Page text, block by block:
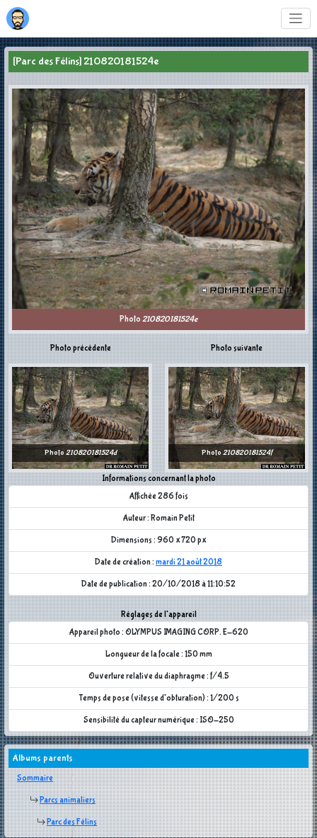
[Parc des Félins] 210820181524e
Photo 210820181524e
Photo précédente
Photo 210820181524d
Informations concernant la photo
Affichée 286 fois
Auteur : Romain Petit
Dimensions : 960 x 720 px
Date de création : mardi 21 août 2018
Date de publication : 20/10/2018 à 11:10:52
Réglages de l'appareil
Appareil photo : OLYMPUS IMAGING CORP. E-620
Longueur de la focale : 150 mm
Ouverture relative du diaphragme : f/4.5
Temps de pose (vitesse d'obturation) : 1/200 s
Sensibilité du capteur numérique : ISO-250
Photo suivante
Photo 210820181524f
Albums parents
Sommaire
Parcs animaliers
Parc des Félins